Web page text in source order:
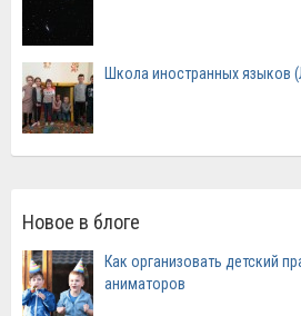
Школа иностранных языков
Новое в блоге
Как организовать детский
аниматоров